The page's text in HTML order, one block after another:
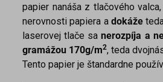
papier nanáša z tlačového
nerovnosti papiera a dokáže
laserovej tlače sa nerozpíja a
gramážou 170g/m2, teda
Tento papier je štandardne